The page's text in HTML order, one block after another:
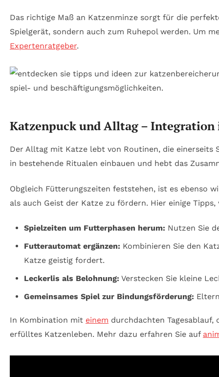
Das richtige Maß an Katzenminze sorgt für die
Spielgerät, sondern auch zum Ruhepol werden. Um
Expertenratgeber.
Katzenpuck und Alltag –
Der Alltag mit Katze lebt von Routinen, die einerseits
in bestehende Ritualen einbauen und hebt das
Obgleich Fütterungszeiten feststehen, ist es ebenso
als auch Geist der Katze zu fördern. Hier einige
Spielzeiten um Futterphasen herum: Nutzen Sie
Futterautomat ergänzen: Kombinieren Sie den
Katze geistig fordert.
Leckerlis als Belohnung: Verstecken Sie kleine
Gemeinsames Spiel zur Bindungsförderung:
In Kombination mit einem durchdachten
erfülltes Katzenleben. Mehr dazu erfahren Sie auf